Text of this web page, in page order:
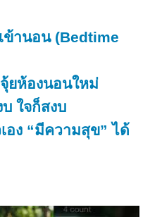
ข้านอน (Bedtime
ยห้องนอนใหม่
ใจก็สงบ
ง “มีความสุข” ได้